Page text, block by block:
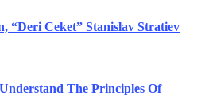
“Deri Ceket” Stanislav Stratiev
The Principles Of